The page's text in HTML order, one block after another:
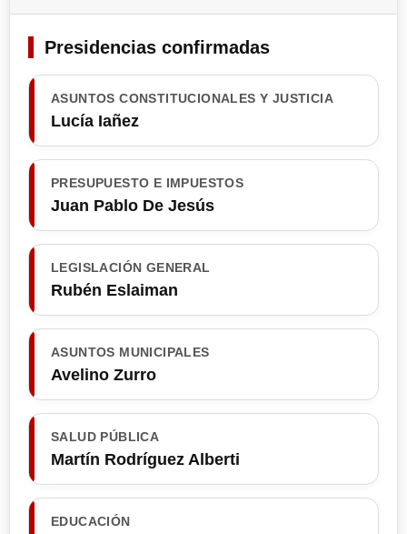
Presidencias confirmadas
ASUNTOS CONSTITUCIONALES Y JUSTICIA
Lucía Iañez
PRESUPUESTO E IMPUESTOS
Juan Pablo De Jesús
LEGISLACIÓN GENERAL
Rubén Eslaiman
ASUNTOS MUNICIPALES
Avelino Zurro
SALUD PÚBLICA
Martín Rodríguez Alberti
EDUCACIÓN